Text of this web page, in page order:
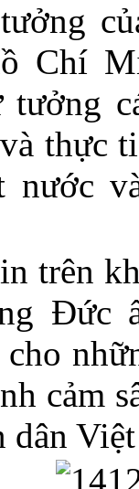
Chí
thực
nước
khổ
Đức
cảm